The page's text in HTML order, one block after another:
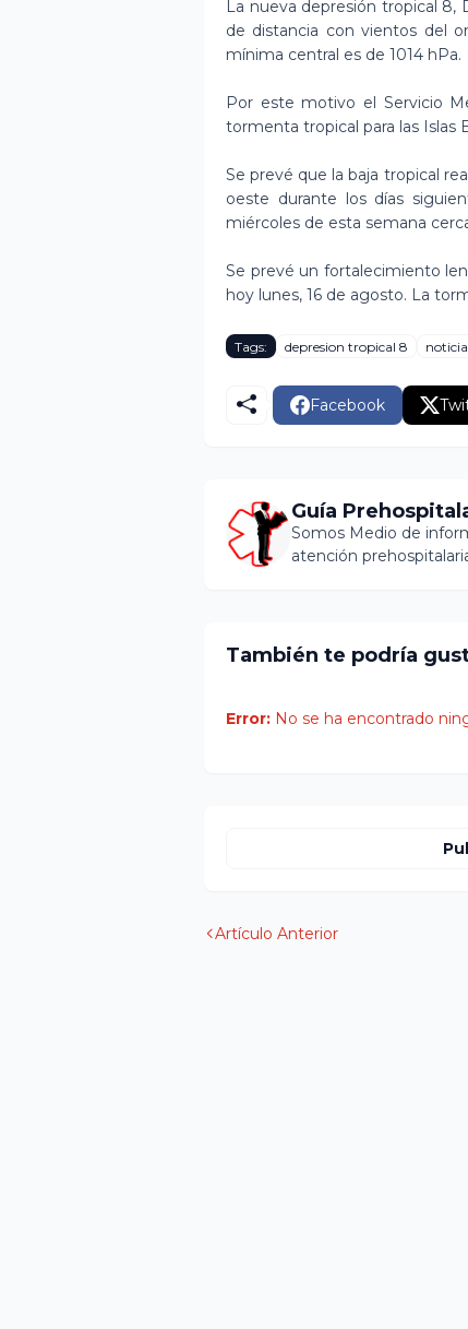
La nueva depresión tropical
de distancia con vientos del
mínima central es de 1014 hPa.
Por este motivo el Servicio
tormenta tropical para las Islas
Se prevé que la baja tropical
oeste durante los días
miércoles de esta semana
Se prevé un fortalecimiento
hoy lunes, 16 de agosto. La
Tags: depresion tropical 8
Facebook
Guía
Somos Medio de
atención
También te podría
Error: No se ha encontrado
Artículo Anterior